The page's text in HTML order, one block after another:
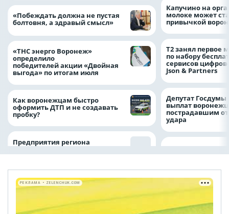
«Побеждать должна не пустая
болтовня, а здравый смысл»
«ТНС энерго Воронеж»
определило
победителей акции «Двойная
выгода» по итогам июля
Как воронежцам быстро
оформить ДТП и не создавать
пробку?
Предприятия региона
Капучино на
молоке может
привычкой
Т2 занял первое
по набору
сервисов
Json & Partners
Депутат Госдумы
выплат
пострадавшим от
удара
РЕКЛАМА • ZELENCHUK.COM